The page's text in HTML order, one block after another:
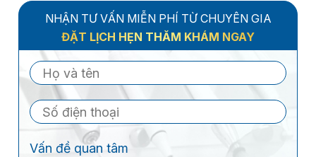
NHẬN TƯ VẤN MIỄN PHÍ TỪ CHUYÊN GIA
ĐẶT LỊCH HẸN THĂM KHÁM NGAY
Vấn đề quan tâm